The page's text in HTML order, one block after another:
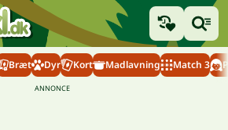
Bræt Dyr Kort Madlavning Match 3